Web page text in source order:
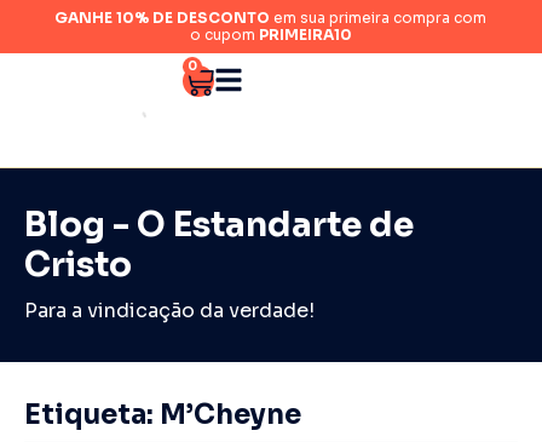
GANHE 10% DE DESCONTO em sua primeira compra com
o cupom PRIMEIRA10
0
Blog - O Estandarte de
Cristo
Para a vindicação da verdade!
Etiqueta: M’Cheyne